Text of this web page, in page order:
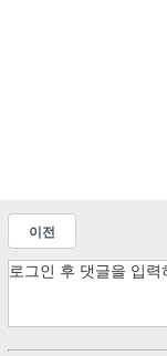
이전